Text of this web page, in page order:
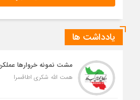
یادداشت ها
مشت نمونه خروارها
همت الله شکری اطاقسرا